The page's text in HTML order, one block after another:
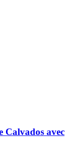
Calvados avec